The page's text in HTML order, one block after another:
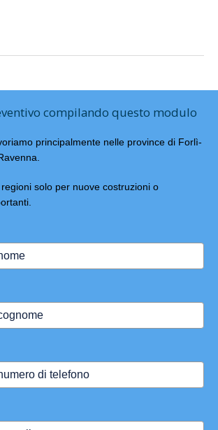
compilando questo modulo
principalmente nelle province di Forlì-
solo per nuove costruzioni o